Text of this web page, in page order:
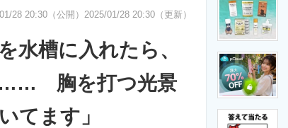
経営リーダーのコミュニティ
製造業のIT導入・活用を支援
28 20:30（公開） 2025/01/28 20:30（更新）
水槽に入れたら、
…… 胸を打つ光景
てます」